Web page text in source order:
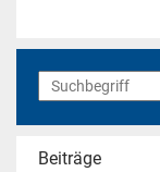
Beiträge